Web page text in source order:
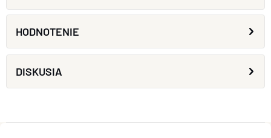
HODNOTENIE
DISKUSIA